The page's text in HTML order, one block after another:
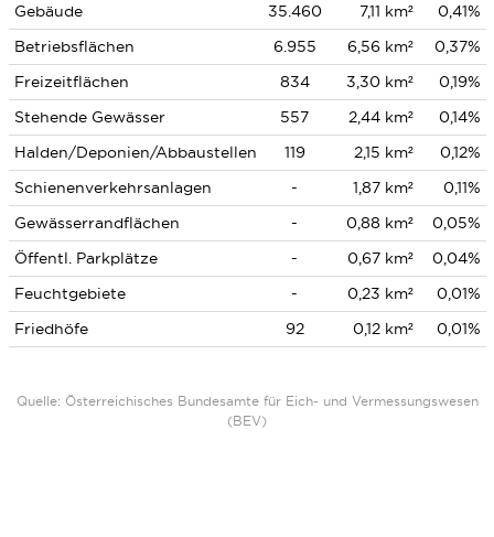
Gebäude
35.460 7,11 km²
0,41%
Betriebsflächen
6.955 6,56 km²
0,37%
Freizeitflächen
834 3,30 km²
0,19%
Stehende Gewässer
557 2,44 km²
0,14%
Halden/Deponien/Abbaustellen
119 2,15 km²
0,12%
Schienenverkehrsanlagen
- 1,87 km²
0,11%
Gewässerrandflächen
- 0,88 km²
0,05%
Öffentl. Parkplätze
- 0,67 km²
0,04%
Feuchtgebiete
- 0,23 km²
0,01%
Friedhöfe
92 0,12 km² 0,01%
Quelle: Österreichisches Bundesamte für Eich- und Vermessungswesen
(BEV)